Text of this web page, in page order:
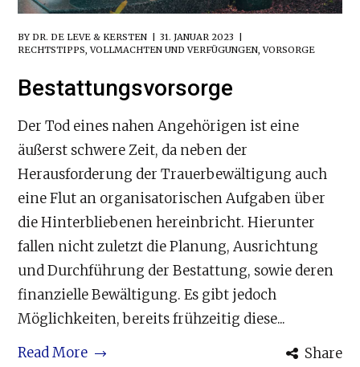
BY DR. DE LEVE & KERSTEN
31. JANUAR 2023
RECHTSTIPPS,VOLLMACHTEN UND VERFÜGUNGEN,VORSORGE
Bestattungsvorsorge
Der Tod eines nahen Angehörigen ist eine
äußerst schwere Zeit, da neben der
Herausforderung der Trauerbewältigung auch
eine Flut an organisatorischen Aufgaben über
die Hinterbliebenen hereinbricht. Hierunter
fallen nicht zuletzt die Planung, Ausrichtung
und Durchführung der Bestattung, sowie deren
finanzielle Bewältigung. Es gibt jedoch
Möglichkeiten, bereits frühzeitig diese...
Read More
Share